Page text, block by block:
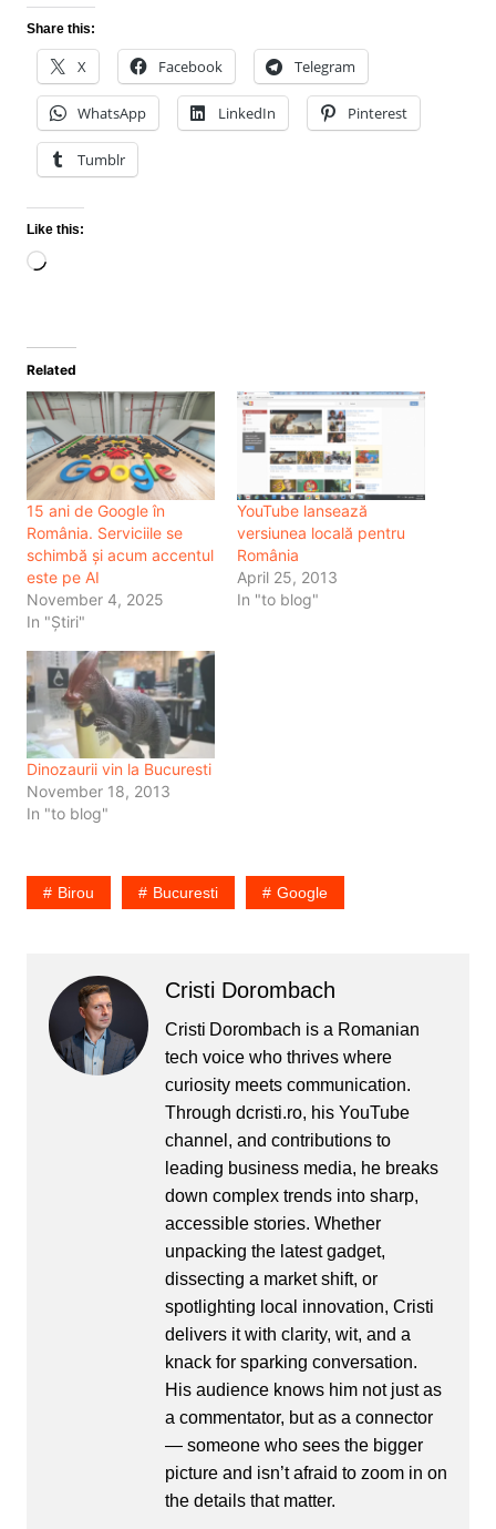
Share this:
X Facebook Telegram
WhatsApp LinkedIn Pinterest
Tumblr
Like this:
Loading…
Related
15 ani de Google în
România. Serviciile se
schimbă și acum accentul
este pe AI
November 4, 2025
In "Știri"
YouTube lansează
versiunea locală pentru
România
April 25, 2013
In "to blog"
Dinozaurii vin la Bucuresti
November 18, 2013
In "to blog"
Birou Bucuresti Google
Cristi Dorombach
Cristi Dorombach is a Romanian
tech voice who thrives where
curiosity meets communication.
Through dcristi.ro, his YouTube
channel, and contributions to
leading business media, he breaks
down complex trends into sharp,
accessible stories. Whether
unpacking the latest gadget,
dissecting a market shift, or
spotlighting local innovation, Cristi
delivers it with clarity, wit, and a
knack for sparking conversation.
His audience knows him not just as
a commentator, but as a connector
— someone who sees the bigger
picture and isn’t afraid to zoom in on
the details that matter.